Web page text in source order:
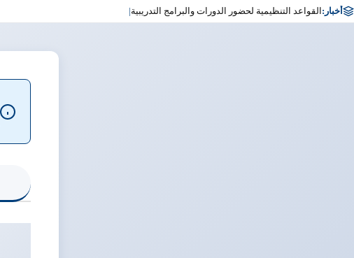
أخبار: القواعد التنظيمية لحضور الدورات والبرامج التدريبية